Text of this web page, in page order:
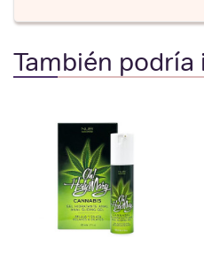
También